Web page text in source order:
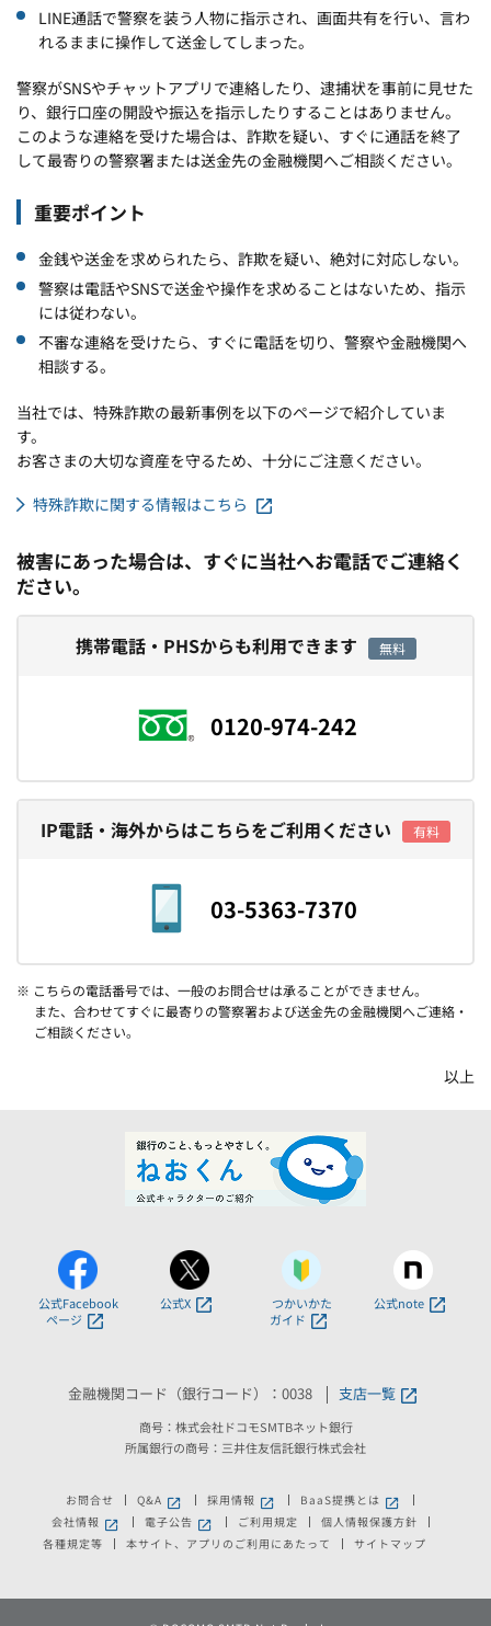
LINE通話で警察を装う人物に指示され、画面共有を行い、言わ
れるままに操作して送金してしまった。
警察がSNSやチャットアプリで連絡したり、逮捕状を事前に見せた
り、銀行口座の開設や振込を指示したりすることはありません。
このような連絡を受けた場合は、詐欺を疑い、すぐに通話を終了
して最寄りの警察署または送金先の金融機関へご相談ください。
重要ポイント
金銭や送金を求められたら、詐欺を疑い、絶対に対応しない。
警察は電話やSNSで送金や操作を求めることはないため、指示
には従わない。
不審な連絡を受けたら、すぐに電話を切り、警察や金融機関へ
相談する。
当社では、特殊詐欺の最新事例を以下のページで紹介していま
す。
お客さまの大切な資産を守るため、十分にご注意ください。
特殊詐欺に関する情報はこちら
被害にあった場合は、すぐに当社へお電話でご連絡く
ださい。
携帯電話・PHSからも利用できます 無料
0120-974-242
IP電話・海外からはこちらをご利用ください 有料
03-5363-7370
※ こちらの電話番号では、一般のお問合せは承ることができません。
また、合わせてすぐに最寄りの警察署および送金先の金融機関へご連絡・
ご相談ください。
以上
公式Facebook
ページ
公式X
つかいかた
ガイド
公式note
金融機関コード（銀行コード）：0038 支店一覧
商号：株式会社ドコモSMTBネット銀行
所属銀行の商号：三井住友信託銀行株式会社
お問合せ Q&A 新しいウィンドウで開きます。
採用情報 新しいウィンドウで開きます。
BaaS提携とは 新しいウィンドウ
会社情報新しいウィンドウで開きます。
電子公告新しいウィンドウで開きます。
ご利用規定
個人情報保護方針
各種規定等
本サイト、アプリのご利用にあたって サイトマップ